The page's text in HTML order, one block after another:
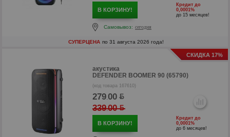
р
В КОРЗИНУ!
Кредит до
0,0001%
до 15 месяцев!
Самовывоз: сегодня
СУПЕРЦЕНА по 31 августа 2026 года!
СКИДКА 17%
акустика
DEFENDER BOOMER 90 (65790)
(код товара 167610)
279.00
339.00
В КОРЗИНУ!
Кредит до
0,0001%
до 6 месяцев!